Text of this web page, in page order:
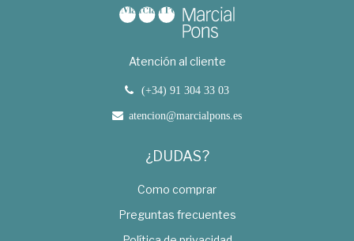
Atención al cliente
(+34) 91 304 33 03
atencion@marcialpons.es
¿DUDAS?
Como comprar
Preguntas frecuentes